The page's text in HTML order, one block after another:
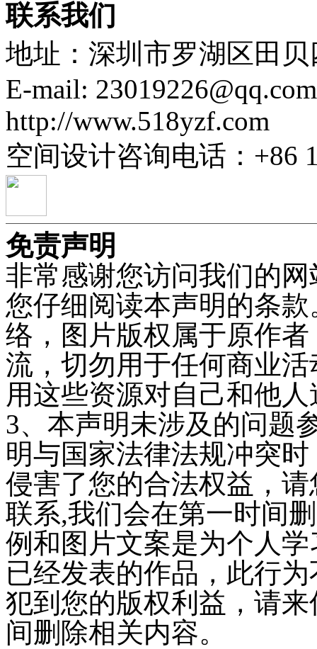
联系我们
地址：深圳市罗湖区田
E-mail: 23019226@qq.com
http://www.518yzf.com
空间设计咨询电话：+86
免责声明
非常感谢您访问我们的
您仔细阅读本声明的条
络，图片版权属于原作
流，切勿用于任何商业
用这些资源对自己和他
3、本声明未涉及的问题
明与国家法律法规冲突
侵害了您的合法权益，
联系,我们会在第一时间
例和图片文案是为个人
已经发表的作品，此行
犯到您的版权利益，请
间删除相关内容。